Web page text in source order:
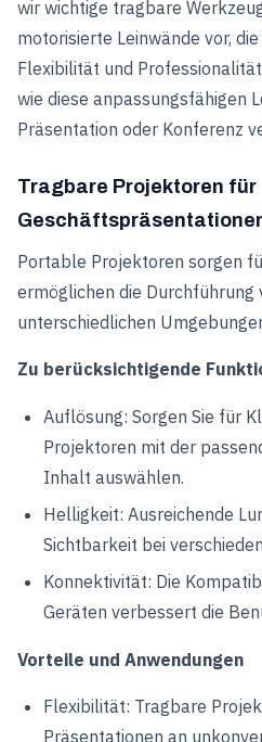
wir wichtige tragbare
motorisierte Leinwände vor,
Flexibilität und
wie diese anpassungsfähigen
Präsentation oder Konferenz
Tragbare Projektoren für
Portable Projektoren sorgen
ermöglichen die Durchführung
unterschiedlichen
Zu berücksichtigende
Auflösung: Sorgen Sie für
Projektoren mit der
Inhalt auswählen.
Helligkeit: Ausreichende
Sichtbarkeit bei
Konnektivität: Die
Geräten verbessert die
Vorteile und Anwendungen
Flexibilität: Tragbare
Präsentationen an